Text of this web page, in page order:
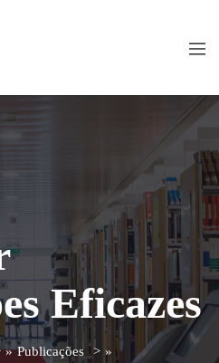
Eficazes
» Publicações
»